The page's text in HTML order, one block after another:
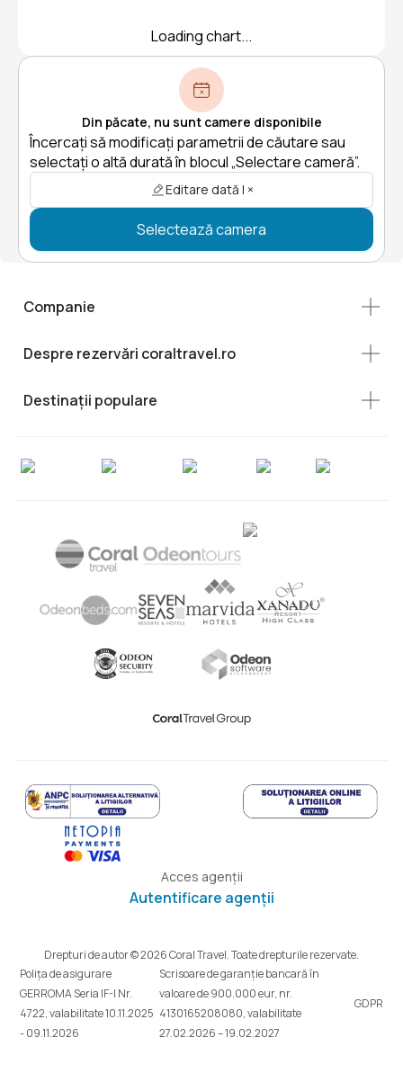
Loading chart...
Din păcate, nu sunt camere disponibile
Încercați să modificați parametrii de căutare sau
selectați o altă durată în blocul „Selectare cameră”.
Editare dată | ×
Selectează camera
Companie
Despre rezervări coraltravel.ro
Destinații populare
Acces agenții
Autentificare agenții
Drepturi de autor © 2026 Coral Travel. Toate drepturile rezervate.
Polița de asigurare
GERROMA Seria IF-I Nr.
4722, valabilitate 10.11.2025
- 09.11.2026
Scrisoare de garanție bancară în
valoare de 900.000 eur, nr.
4130165208080, valabilitate
27.02.2026 – 19.02.2027
GDPR